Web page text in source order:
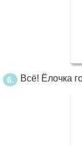
Всё! Ёлочка